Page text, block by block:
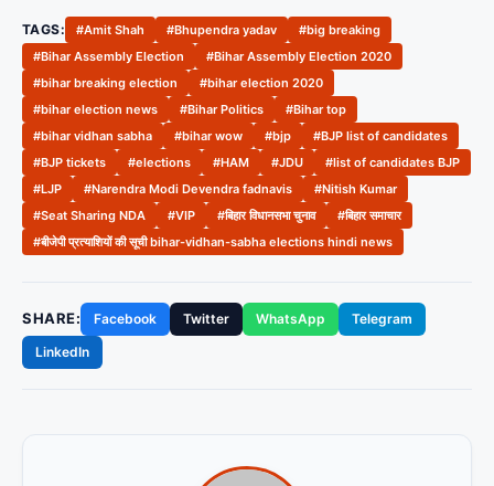
TAGS: #Amit Shah #Bhupendra yadav
#big breaking
#Bihar Assembly Election
#Bihar Assembly Election 2020
#bihar breaking election
#bihar election 2020
#bihar election news
#Bihar Politics
#Bihar top
#bihar vidhan sabha
#bihar wow #bjp
#BJP list of candidates
#BJP tickets
#elections #HAM #JDU
#list of candidates BJP
#LJP
#Narendra Modi Devendra fadnavis
#Nitish Kumar
#Seat Sharing NDA
#VIP #बिहार विधानसभा चुनाव
#बिहार समाचार
#बीजेपी प्रत्‍याशियों की सूची bihar-vidhan-sabha elections hindi news
SHARE: Facebook Twitter WhatsApp
Telegram
LinkedIn